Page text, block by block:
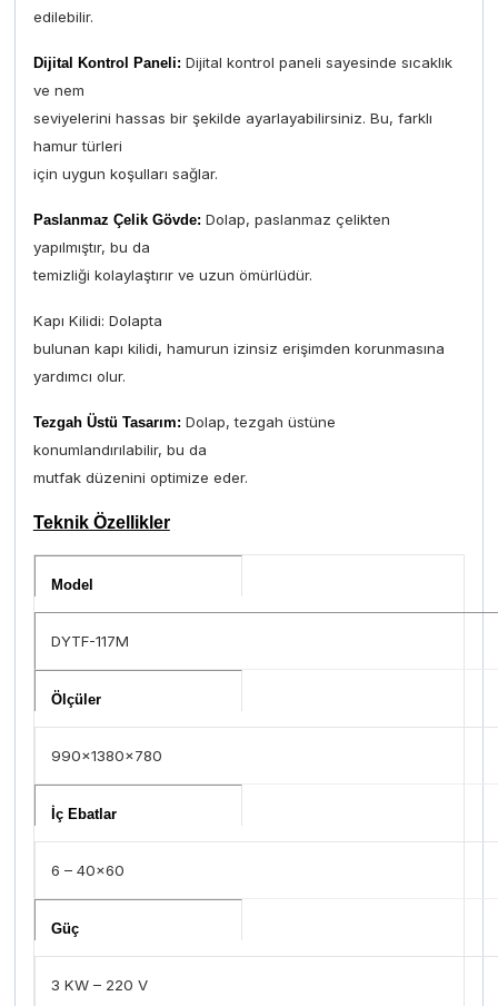
edilebilir.
Dijital Kontrol Paneli: Dijital kontrol paneli sayesinde sıcaklık
ve nem
seviyelerini hassas bir şekilde ayarlayabilirsiniz. Bu, farklı
hamur türleri
için uygun koşulları sağlar.
Paslanmaz Çelik Gövde: Dolap, paslanmaz çelikten
yapılmıştır, bu da
temizliği kolaylaştırır ve uzun ömürlüdür.
Kapı Kilidi: Dolapta
bulunan kapı kilidi, hamurun izinsiz erişimden korunmasına
yardımcı olur.
Tezgah Üstü Tasarım: Dolap, tezgah üstüne
konumlandırılabilir, bu da
mutfak düzenini optimize eder.
Teknik Özellikler
Model
DYTF-117M
Ölçüler
990x1380x780
İç Ebatlar
6 – 40×60
Güç
3 KW – 220 V